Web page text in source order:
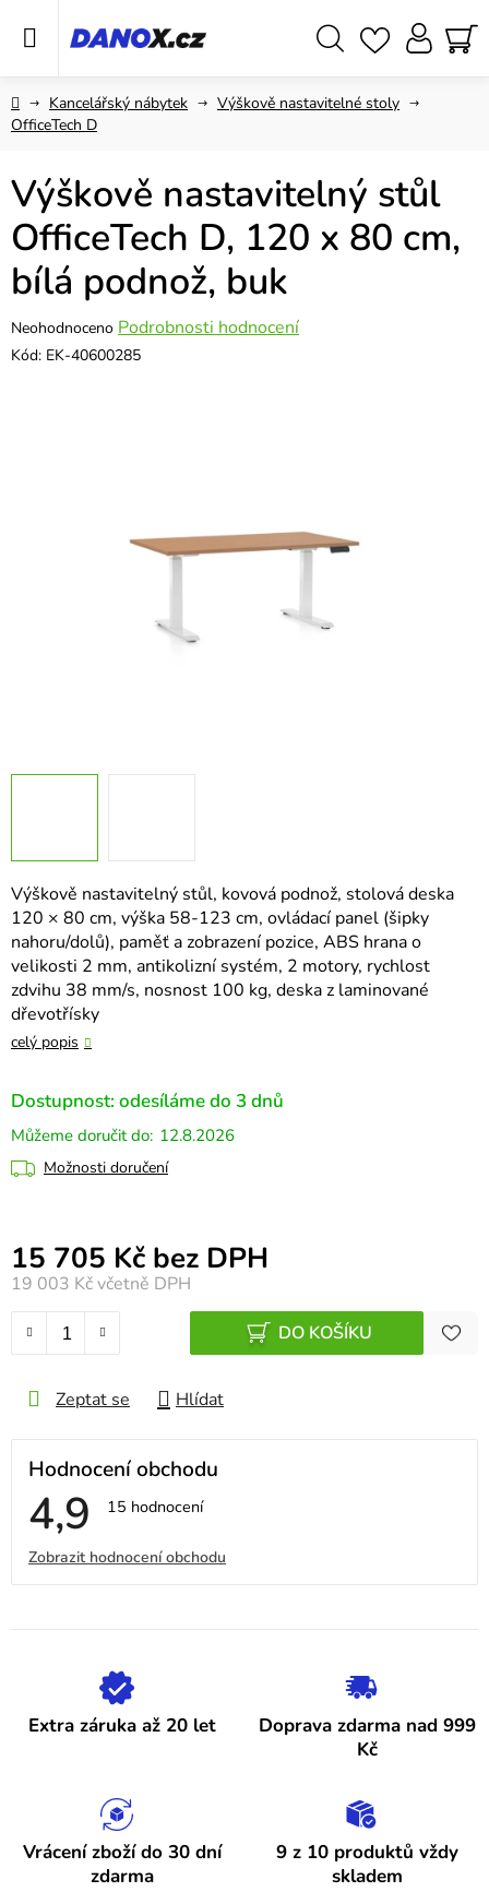
DomůKancelářský nábytek
Výškově nastavitelné stoly
OfficeTech D
Výškově nastavitelný stůl, kovová podnož, stolová deska
120 × 80 cm, výška 58-123 cm, ovládací panel (šipky
nahoru/dolů), paměť a zobrazení pozice, ABS hrana o
velikosti 2 mm, antikolizní systém, 2 motory, rychlost
zdvihu 38 mm/s, nosnost 100 kg, deska z laminované
dřevotřísky
celý popis
Dostupnost: odesíláme do 3 dnů
12.8.2026
Možnosti doručení
19 003 Kčvčetně DPH
15 705 Kč bez DPH
Měrná cena:
DO KOŠÍKU
Zeptat se Hlídat
Hodnocení obchodu
4,9 Průměrné
je
hvězdiček.
15 hodnocení
V
ý
p
h
o
Zobrazit hodnocení obchodu
Výškově nastavitelný stůl
OfficeTech D, 120 x 80 cm,
bílá podnož, buk
Průměrné
hodnocení
Neohodnoceno Podrobnosti hodnocení
Kód: EK-40600285
Extra záruka až 20 let
Doprava zdarma nad 999
Kč
Vrácení zboží do 30 dní
zdarma
9 z 10 produktů vždy
skladem